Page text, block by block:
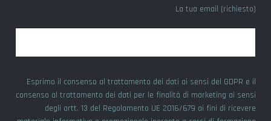
La tua email (richiesto)
Esprimo il consenso al trattamento dei dati ai sensi del GDPR e il
consenso al trattamento dei dati per le finalità di marketing ai sensi
degli artt. 13 del Regolamento UE 2016/679 ai fini di ricevere